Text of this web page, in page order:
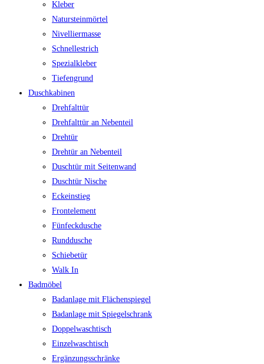
Kleber
Natursteinmörtel
Nivelliermasse
Schnellestrich
Spezialkleber
Tiefengrund
Duschkabinen
Drehfalttür
Drehfalttür an Nebenteil
Drehtür
Drehtür an Nebenteil
Duschtür mit Seitenwand
Duschtür Nische
Eckeinstieg
Frontelement
Fünfeckdusche
Runddusche
Schiebetür
Walk In
Badmöbel
Badanlage mit Flächenspiegel
Badanlage mit Spiegelschrank
Doppelwaschtisch
Einzelwaschtisch
Ergänzungsschränke